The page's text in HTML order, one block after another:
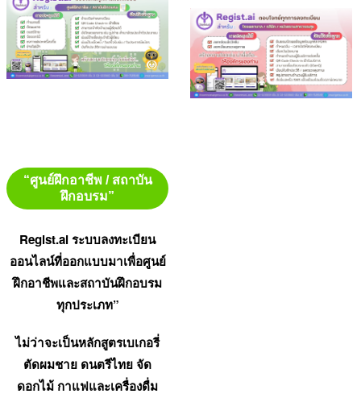
“ศูนย์ฝึกอาชีพ / สถาบัน
ฝึกอบรม”
Regist.ai ระบบลงทะเบียน
ออนไลน์ที่ออกแบบมาเพื่อศูนย์
ฝึกอาชีพและสถาบันฝึกอบรม
ทุกประเภท”
ไม่ว่าจะเป็นหลักสูตรเบเกอรี่
ตัดผมชาย ดนตรีไทย จัด
ดอกไม้ กาแฟและเครื่องดื่ม